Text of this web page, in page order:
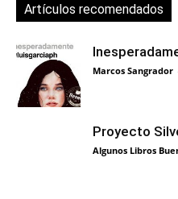
Artículos recomendados
Marcos Sangrador
Proyecto
Algunos Libros